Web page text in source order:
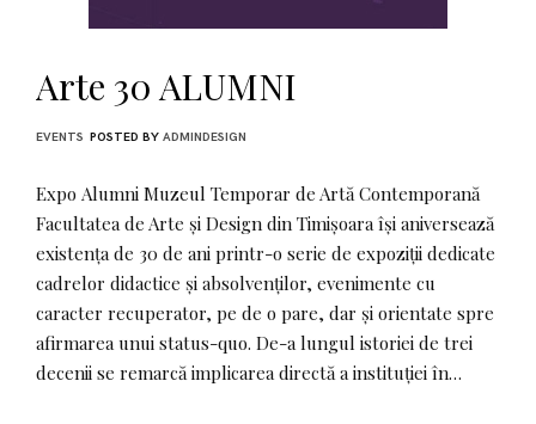
Arte 30 ALUMNI
EVENTS POSTED BY ADMINDESIGN
Expo Alumni Muzeul Temporar de Artă Contemporană
Facultatea de Arte și Design din Timișoara își aniversează
existența de 30 de ani printr-o serie de expoziții dedicate
cadrelor didactice și absolvenților, evenimente cu
caracter recuperator, pe de o pare, dar și orientate spre
afirmarea unui status-quo. De-a lungul istoriei de trei
decenii se remarcă implicarea directă a instituției în…